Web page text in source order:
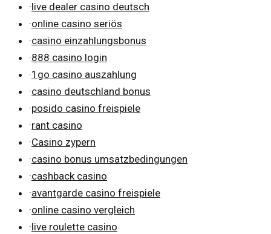
·live dealer casino deutsch
·online casino seriös
·casino einzahlungsbonus
·888 casino login
·1go casino auszahlung
·casino deutschland bonus
·posido casino freispiele
·rant casino
·Casino zypern
·casino bonus umsatzbedingungen
·cashback casino
·avantgarde casino freispiele
·online casino vergleich
·live roulette casino